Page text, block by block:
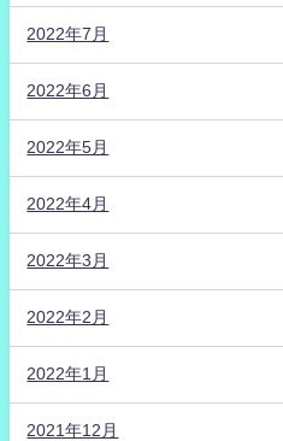
2022年7月
2022年6月
2022年5月
2022年4月
2022年3月
2022年2月
2022年1月
2021年12月